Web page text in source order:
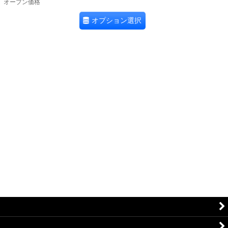
オープン価格
オプション選択